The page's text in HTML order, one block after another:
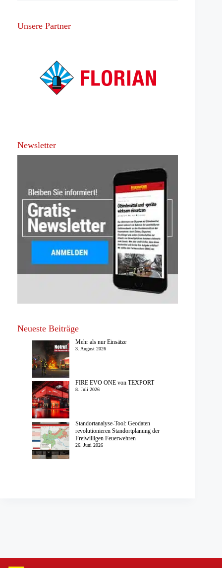
Unsere Partner
Newsletter
Neueste Beiträge
Mehr als nur Einsätze
3. August 2026
FIRE EVO ONE von TEXPORT
8. Juli 2026
Standortanalyse-Tool: Geodaten
revolutionieren Standortplanung der
Freiwilligen Feuerwehren
26. Juni 2026